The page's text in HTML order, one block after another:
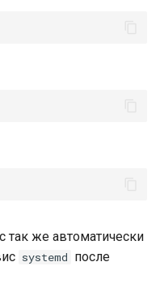
так же автоматически
systemd после